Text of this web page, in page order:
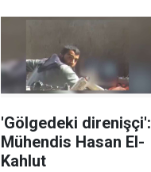
'Gölgedeki direnişçi':
Mühendis Hasan El-
Kahlut